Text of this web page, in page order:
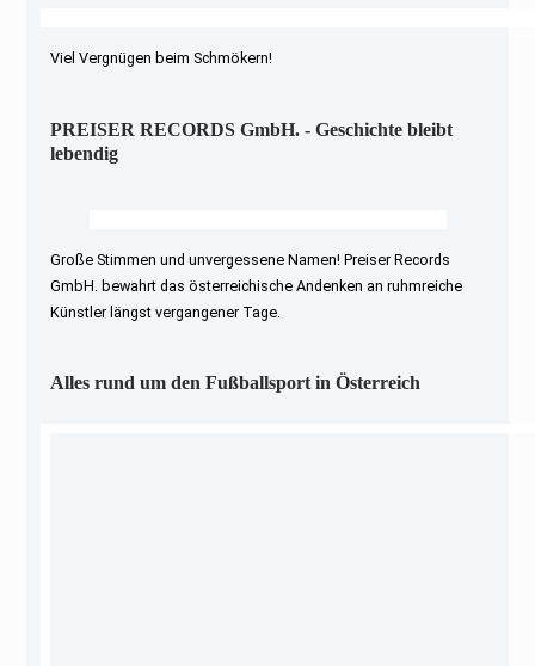
Viel Vergnügen beim Schmökern!
PREISER RECORDS GmbH. - Geschichte bleibt
lebendig
Große Stimmen und unvergessene Namen! Preiser Records
GmbH. bewahrt das österreichische Andenken an ruhmreiche
Künstler längst vergangener Tage.
Alles rund um den Fußballsport in Österreich